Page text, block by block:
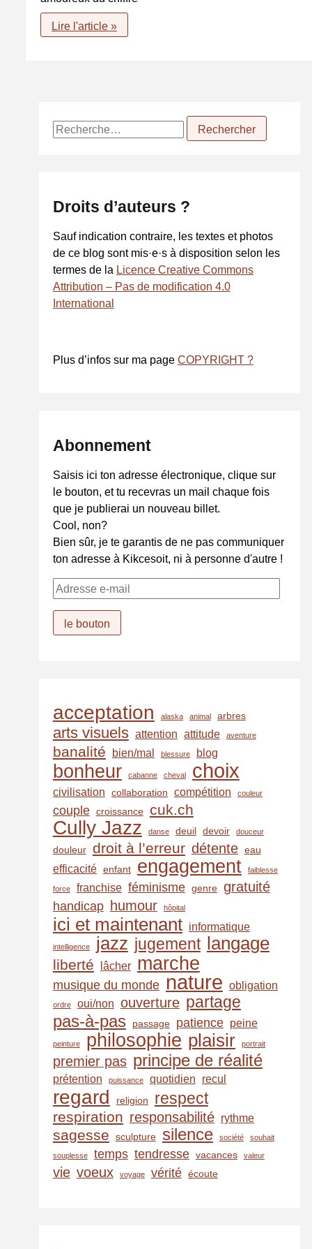
Philosopher
Lire l'article »
R
e
h
e
r
:
Droits d’auteurs ?
Sauf indication contraire, les textes et photos
de ce blog sont mis·e·s à disposition selon les
termes de la Licence Creative Commons
Attribution – Pas de modification 4.0
International
Plus d’infos sur ma page COPYRIGHT ?
Abonnement
Saisis ici ton adresse électronique, clique sur
le bouton, et tu recevras un mail chaque fois
que je publierai un nouveau billet.
Cool, non?
Bien sûr, je te garantis de ne pas communiquer
ton adresse à Kikcesoit, ni à personne d'autre !
A
d
e
-
m
a
l
le bouton
acceptation alaska animal arbres
arts visuels attention attitude aventure
banalité bien/mal blessure blog
bonheur cabanne cheval choix
civilisation collaboration compétition couleur
couple croissance cuk.ch
Cully Jazz danse deuil devoir douceur
douleur droit à l’erreur détente eau
efficacité enfant engagement faiblesse
force franchise féminisme genre gratuité
handicap humour hôpital
ici et maintenant informatique
intelligence jazz jugement langage
liberté lâcher marche
musique du monde nature obligation
ordre oui/non ouverture partage
pas-à-pas passage patience peine
peinture philosophie plaisir portrait
premier pas principe de réalité
prétention puissance quotidien recul
regard religion respect
respiration responsabilité rythme
sagesse sculpture silence société souhait
souplesse temps tendresse vacances valeur
vie voeux voyage vérité écoute